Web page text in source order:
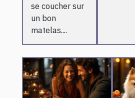
se coucher sur
un bon
matelas....